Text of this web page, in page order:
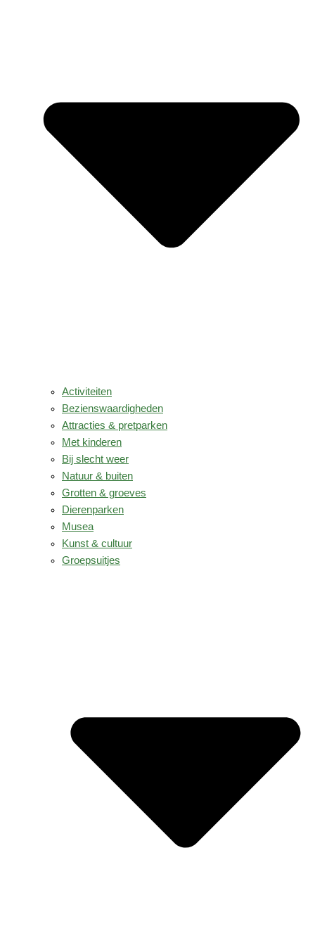
Activiteiten
Bezienswaardigheden
Attracties & pretparken
Met kinderen
Bij slecht weer
Natuur & buiten
Grotten & groeves
Dierenparken
Musea
Kunst & cultuur
Groepsuitjes